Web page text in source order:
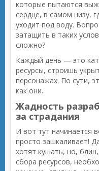
которые пытаются
сердце, в самом низу,
уходит под воду.
затащить в таких
сложно?
Каждый день — это
ресурсы, строишь
персонажах. По сути,
как они.
Жадность
за страдания
И вот тут начинается
просто зашкаливает!
хотят кушать, но,
сбора ресурсов,